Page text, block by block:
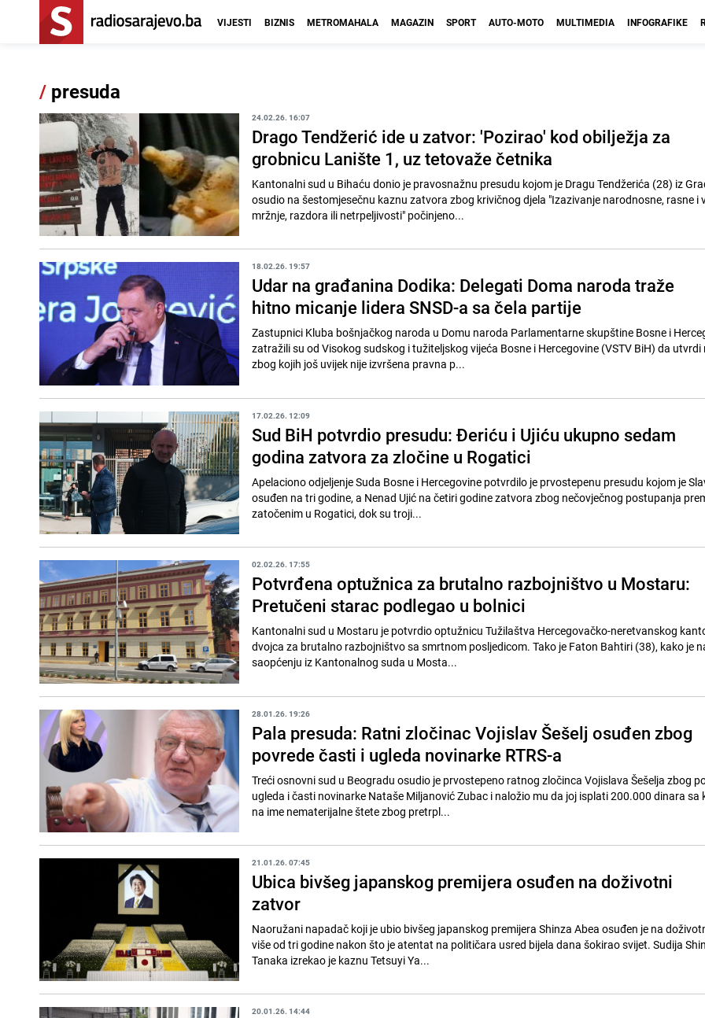
VIJESTI BIZNIS METROMAHALA MAGAZIN SPORT AUTO-MOTO MULTIMEDIA INFOGRAFIKE
/ presuda
24.02.26. 16:07
Drago Tendžerić ide u zatvor: 'Pozirao' kod obilježja za
grobnicu Lanište 1, uz tetovaže četnika
Kantonalni sud u Bihaću donio je pravosnažnu presudu kojom je Dragu Tendžerića (28) iz
osudio na šestomjesečnu kaznu zatvora zbog krivičnog djela "Izazivanje narodnosne, rasne i
mržnje, razdora ili netrpeljivosti" počinjeno...
18.02.26. 19:57
Udar na građanina Dodika: Delegati Doma naroda traže
hitno micanje lidera SNSD-a sa čela partije
Zastupnici Kluba bošnjačkog naroda u Domu naroda Parlamentarne skupštine Bosne i
zatražili su od Visokog sudskog i tužiteljskog vijeća Bosne i Hercegovine (VSTV BiH) da utvrdi
zbog kojih još uvijek nije izvršena pravna p...
17.02.26. 12:09
Sud BiH potvrdio presudu: Đeriću i Ujiću ukupno sedam
godina zatvora za zločine u Rogatici
Apelaciono odjeljenje Suda Bosne i Hercegovine potvrdilo je prvostepenu presudu kojom je
osuđen na tri godine, a Nenad Ujić na četiri godine zatvora zbog nečovječnog postupanja
zatočenim u Rogatici, dok su troji...
02.02.26. 17:55
Potvrđena optužnica za brutalno razbojništvo u Mostaru:
Pretučeni starac podlegao u bolnici
Kantonalni sud u Mostaru je potvrdio optužnicu Tužilaštva Hercegovačko-neretvanskog
dvojca za brutalno razbojništvo sa smrtnom posljedicom. Tako je Faton Bahtiri (38), kako je
saopćenju iz Kantonalnog suda u Mosta...
28.01.26. 19:26
Pala presuda: Ratni zločinac Vojislav Šešelj osuđen zbog
povrede časti i ugleda novinarke RTRS-a
Treći osnovni sud u Beogradu osudio je prvostepeno ratnog zločinca Vojislava Šešelja zbog
ugleda i časti novinarke Nataše Miljanović Zubac i naložio mu da joj isplati 200.000 dinara sa
na ime nematerijalne štete zbog pretrpl...
21.01.26. 07:45
Ubica bivšeg japanskog premijera osuđen na doživotni
zatvor
Naoružani napadač koji je ubio bivšeg japanskog premijera Shinza Abea osuđen je na
više od tri godine nakon što je atentat na političara usred bijela dana šokirao svijet. Sudija
Tanaka izrekao je kaznu Tetsuyi Ya...
20.01.26. 14:44